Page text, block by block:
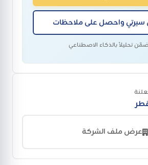
واحصل على ملاحظات
تحليلاً بالذكاء الاصطناعي
عرض ملف الشركة